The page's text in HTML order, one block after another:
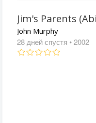
John Murphy
28 дней спустя • 2002